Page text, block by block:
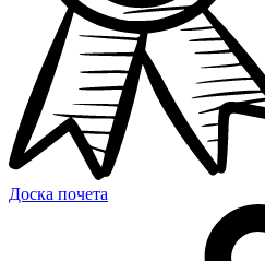
Доска почета